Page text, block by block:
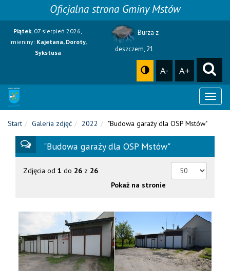
Oficjalna strona Gminy Mstów
Piątek, 07 sierpień 2026,
imieniny: Kajetana, Doroty,
Sykstusa
Burza z
deszczem, 21
A- A+
Start
Galeria zdjęć 2022 "Budowa garaży dla OSP Mstów"
"Budowa garaży dla OSP Mstów"
Zdjęcia od 1 do 26 z 26
Pokaż na stronie